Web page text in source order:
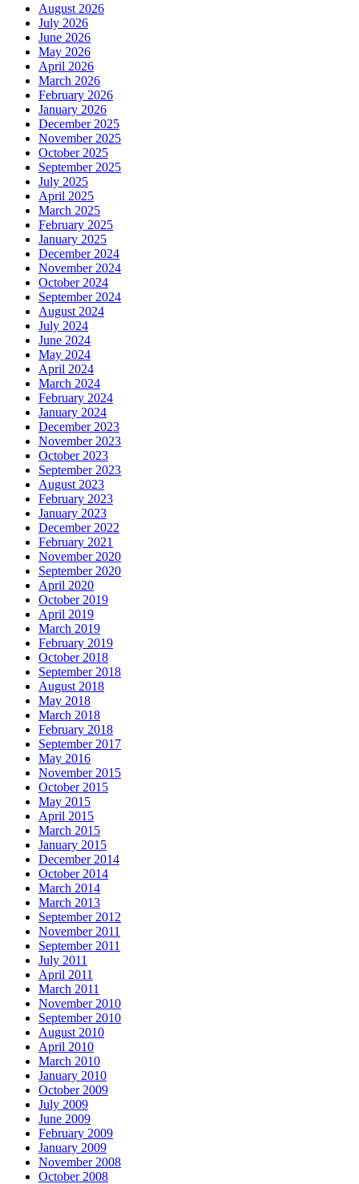
August 2026
July 2026
June 2026
May 2026
April 2026
March 2026
February 2026
January 2026
December 2025
November 2025
October 2025
September 2025
July 2025
April 2025
March 2025
February 2025
January 2025
December 2024
November 2024
October 2024
September 2024
August 2024
July 2024
June 2024
May 2024
April 2024
March 2024
February 2024
January 2024
December 2023
November 2023
October 2023
September 2023
August 2023
February 2023
January 2023
December 2022
February 2021
November 2020
September 2020
April 2020
October 2019
April 2019
March 2019
February 2019
October 2018
September 2018
August 2018
May 2018
March 2018
February 2018
September 2017
May 2016
November 2015
October 2015
May 2015
April 2015
March 2015
January 2015
December 2014
October 2014
March 2014
March 2013
September 2012
November 2011
September 2011
July 2011
April 2011
March 2011
November 2010
September 2010
August 2010
April 2010
March 2010
January 2010
October 2009
July 2009
June 2009
February 2009
January 2009
November 2008
October 2008